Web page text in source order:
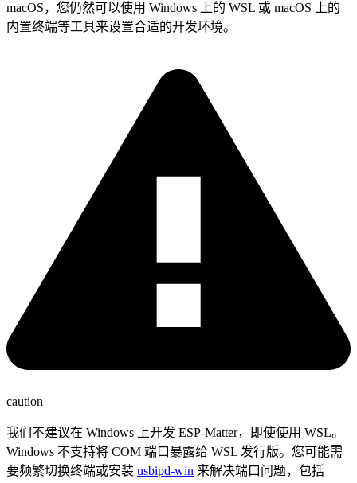
macOS，您仍然可以使用 Windows 上的 WSL 或 macOS 上的
内置终端等工具来设置合适的开发环境。
caution
我们不建议在 Windows 上开发 ESP-Matter，即使使用 WSL。
Windows 不支持将 COM 端口暴露给 WSL 发行版。您可能需
要频繁切换终端或安装 usbipd-win 来解决端口问题，包括